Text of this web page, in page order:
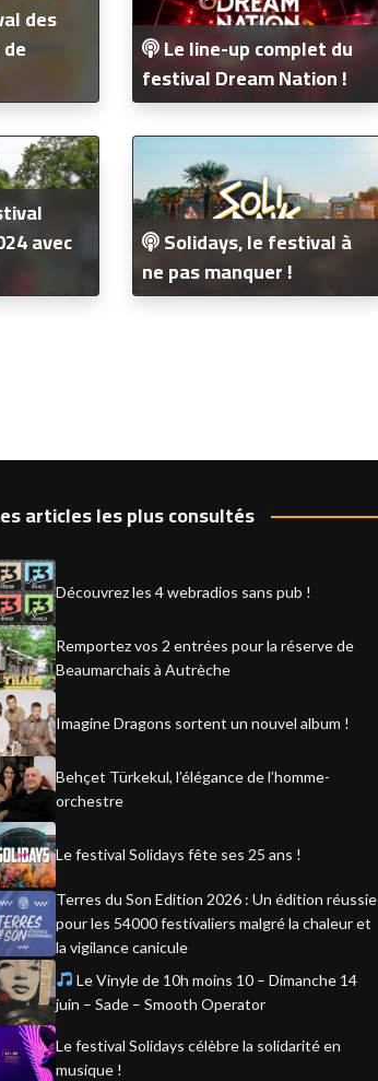
des
Le line-up complet du
festival Dream Nation !
avec
Solidays, le festival à
ne pas manquer !
articles les plus consultés
Découvrez les 4 webradios sans pub !
Remportez vos 2 entrées pour la réserve de
Beaumarchais à Autrèche
Imagine Dragons sortent un nouvel album !
Behçet Türkekul, l’élégance de l’homme-
orchestre
Le festival Solidays fête ses 25 ans !
Terres du Son Edition 2026 : Un édition réussie
pour les 54000 festivaliers malgré la chaleur et
la vigilance canicule
Le Vinyle de 10h moins 10 – Dimanche 14
juin – Sade – Smooth Operator
Le festival Solidays célèbre la solidarité en
musique !